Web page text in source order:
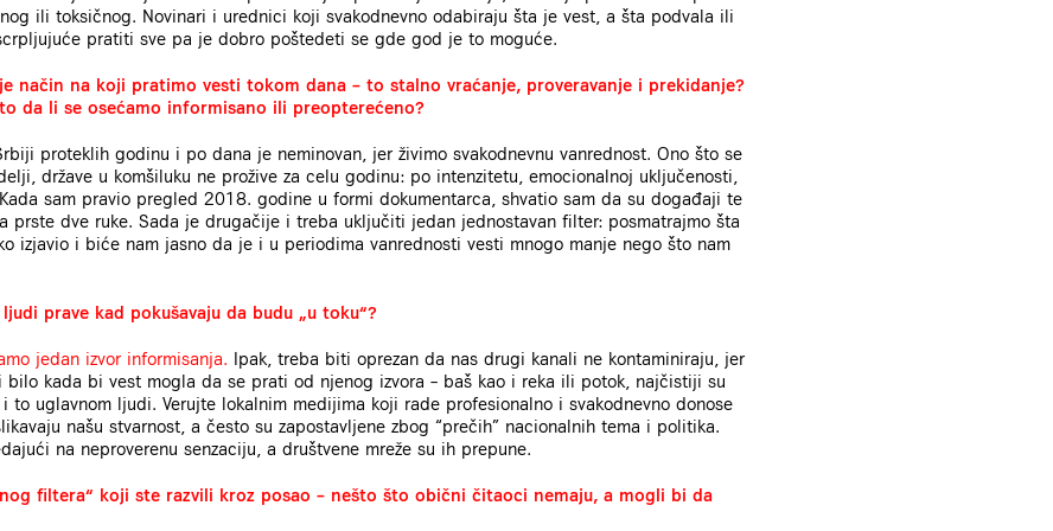
ili toksičnog. Novinari i urednici koji svakodnevno odabiraju šta je vest, a šta podvala ili
pratiti sve pa je dobro poštedeti se gde god je to moguće.
način na koji pratimo vesti tokom dana – to stalno vraćanje, proveravanje i prekidanje?
da li se osećamo informisano ili preopterećeno?
proteklih godinu i po dana je neminovan, jer živimo svakodnevnu vanrednost. Ono što se
države u komšiluku ne prožive za celu godinu: po intenzitetu, emocionalnoj uključenosti,
sam pravio pregled 2018. godine u formi dokumentarca, shvatio sam da su događaji te
prste dve ruke. Sada je drugačije i treba uključiti jedan jednostavan filter: posmatrajmo šta
izjavio i biće nam jasno da je i u periodima vanrednosti vesti mnogo manje nego što nam
prave kad pokušavaju da budu „u toku“?
jedan izvor informisanja. Ipak, treba biti oprezan da nas drugi kanali ne kontaminiraju, jer
bilo kada bi vest mogla da se prati od njenog izvora – baš kao i reka ili potok, najčistiji su
to uglavnom ljudi. Verujte lokalnim medijima koji rade profesionalno i svakodnevno donose
našu stvarnost, a često su zapostavljene zbog “prečih” nacionalnih tema i politika.
na neproverenu senzaciju, a društvene mreže su ih prepune.
filtera“ koji ste razvili kroz posao – nešto što obični čitaoci nemaju, a mogli bi da